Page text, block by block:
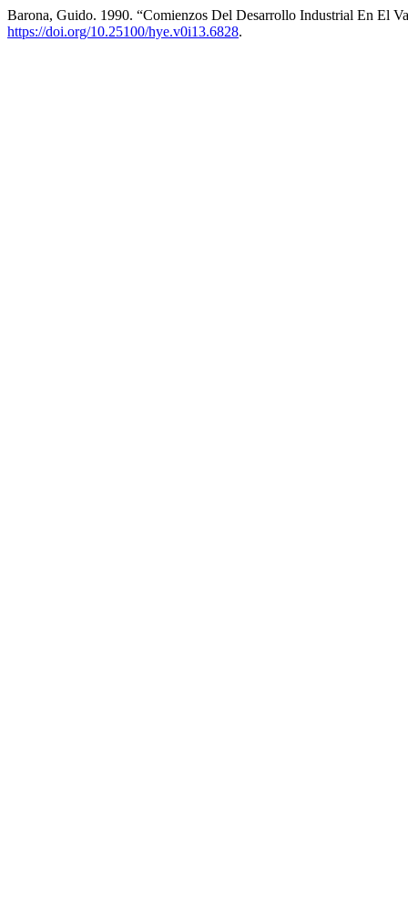
Barona, Guido. 1990. “Comienzos Del Desarrollo Industrial En El
https://doi.org/10.25100/hye.v0i13.6828.